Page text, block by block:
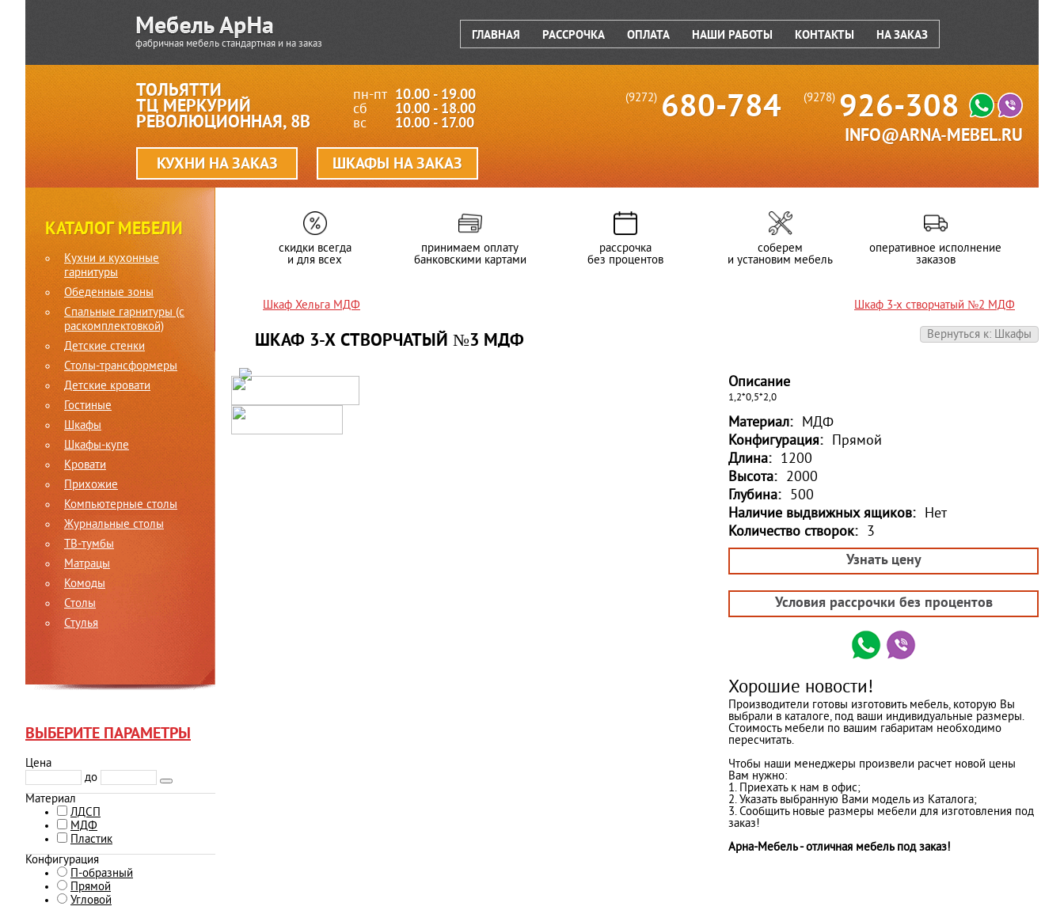
фабричная мебель стандартная и на заказ
ГЛАВНАЯ РАССРОЧКА ОПЛАТА НАШИ РАБОТЫ КОНТАКТЫ НА ЗАКАЗ
(9272) 680-784 (9278) 926-308
INFO@ARNA-MEBEL.RU
ТОЛЬЯТТИ
ТЦ МЕРКУРИЙ
РЕВОЛЮЦИОННАЯ, 8В
пн-пт 10.00 - 19.00
сб 10.00 - 18.00
вс 10.00 - 17.00
КУХНИ НА ЗАКАЗ ШКАФЫ НА ЗАКАЗ
КАТАЛОГ МЕБЕЛИ
Кухни и кухонные
гарнитуры
Обеденные зоны
Спальные гарнитуры (c
раскомплектовкой)
Детские стенки
Столы-трансформеры
Детские кровати
Гостиные
Шкафы
Шкафы-купе
Кровати
Прихожие
Компьютерные столы
Журнальные столы
ТВ-тумбы
Матрацы
Комоды
Столы
Стулья
ВЫБЕРИТЕ ПАРАМЕТРЫ
Цена
до
Материал
ЛДСП
МДФ
Пластик
Конфигурация
П-образный
Прямой
Угловой
скидки всегда
и для всех
принимаем оплату
банковскими картами
рассрочка
без процентов
соберем
и установим мебель
оперативное исполнение
заказов
Шкаф Хельга МДФ
Шкаф 3-х створчатый №2 МДФ
Вернуться к: Шкафы
ШКАФ 3-Х СТВОРЧАТЫЙ №3 МДФ
Описание
1,2*0,5*2,0
Материал: МДФ
Конфигурация: Прямой
Длина: 1200
Высота: 2000
Глубина: 500
Наличие выдвижных ящиков: Нет
Количество створок: 3
Узнать цену
Условия рассрочки без процентов
Хорошие новости!
Производители готовы изготовить мебель, которую Вы
выбрали в каталоге, под ваши индивидуальные размеры.
Стоимость мебели по вашим габаритам необходимо
пересчитать.
Чтобы наши менеджеры произвели расчет новой цены
Вам нужно:
1. Приехать к нам в офис;
2. Указать выбранную Вами модель из Каталога;
3. Сообщить новые размеры мебели для изготовления под
заказ!
Арна-Мебель - отличная мебель под заказ!